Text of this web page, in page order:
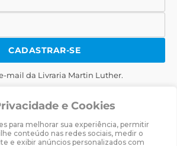
e Cookies
para melhorar sua experiência, permitir
conteúdo nas redes sociais, medir o
e exibir anúncios personalizados com
CADASTRAR-SE
mail da Livraria Martin Luther.